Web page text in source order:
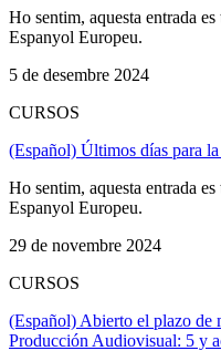
Ho sentim, aquesta entrada
Espanyol Europeu.
5 de desembre 2024
CURSOS
(Español) Últimos días para
Ho sentim, aquesta entrada
Espanyol Europeu.
29 de novembre 2024
CURSOS
(Español) Abierto el plazo de
Producción Audiovisual: 5 y